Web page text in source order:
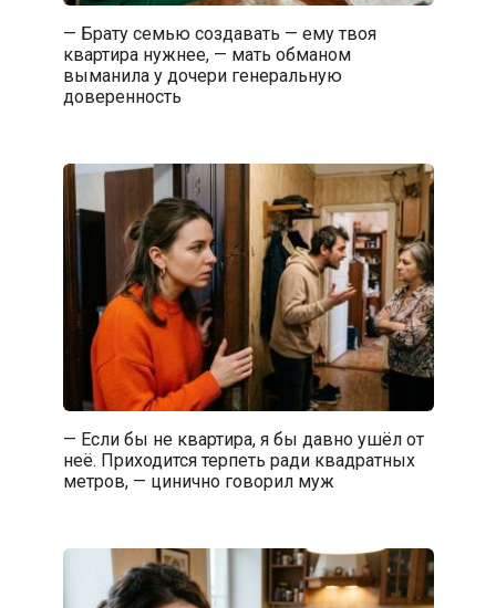
— Брату семью создавать — ему твоя
квартира нужнее, — мать обманом
выманила у дочери генеральную
доверенность
— Если бы не квартира, я бы давно ушёл от
неё. Приходится терпеть ради квадратных
метров, — цинично говорил муж